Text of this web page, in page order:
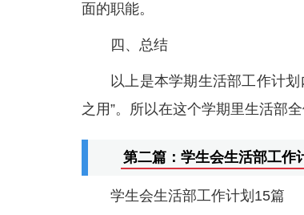
面的职能。
四、总结
以上是本学期生活部工作计
之用”。所以在这个学期里生活部
第二篇：学生会生活部工作
学生会生活部工作计划15篇